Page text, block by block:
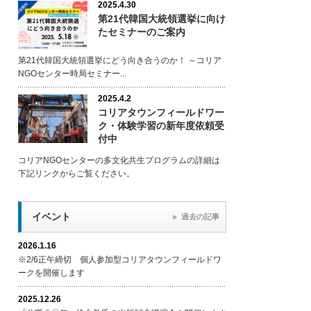
2025.4.30
第21代韓国大統領選挙に向け
たセミナーのご案内
第21代韓国大統領選挙にどう向き合うのか！ ～コリア
NGOセンター時局セミナー...
2025.4.2
コリアタウンフィールドワー
ク・体験学習の新年度依頼受
付中
コリアNGOセンターの多文化共生プログラムの詳細は
下記リンクからご覧ください。
イベント
2026.1.16
※2/6正午締切 個人参加型コリアタウンフィールドワ
ークを開催します
2025.12.26
過去の記事